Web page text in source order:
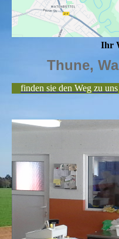
Ihr
Thune,
finden sie den Weg zu uns